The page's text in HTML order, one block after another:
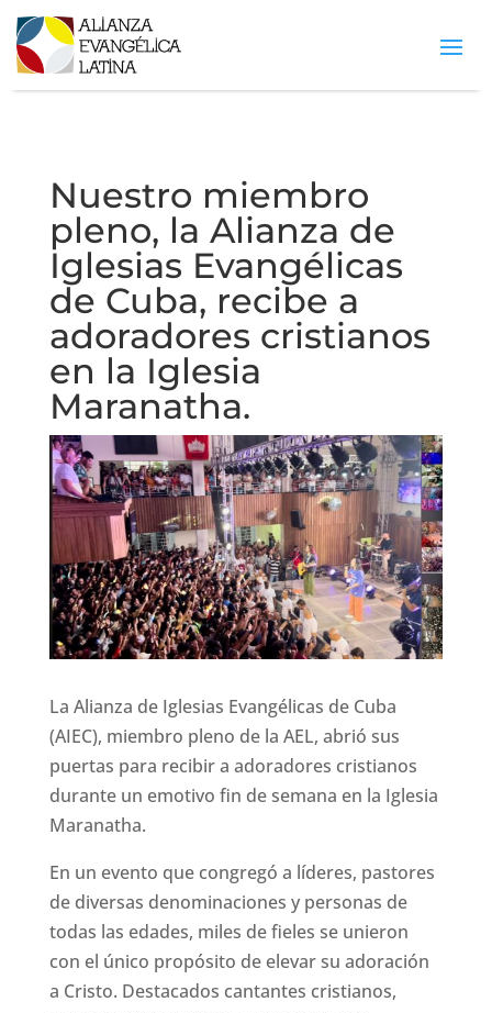
Nuestro miembro
pleno, la Alianza de
Iglesias Evangélicas
de Cuba, recibe a
adoradores cristianos
en la Iglesia
Maranatha.
La Alianza de Iglesias Evangélicas de Cuba
(AIEC), miembro pleno de la AEL, abrió sus
puertas para recibir a adoradores cristianos
durante un emotivo fin de semana en la Iglesia
Maranatha.
En un evento que congregó a líderes, pastores
de diversas denominaciones y personas de
todas las edades, miles de fieles se unieron
con el único propósito de elevar su adoración
a Cristo. Destacados cantantes cristianos,